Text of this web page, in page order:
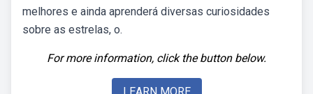
melhores e ainda aprenderá diversas curiosidades
sobre as estrelas, o.
For more information, click the button below.